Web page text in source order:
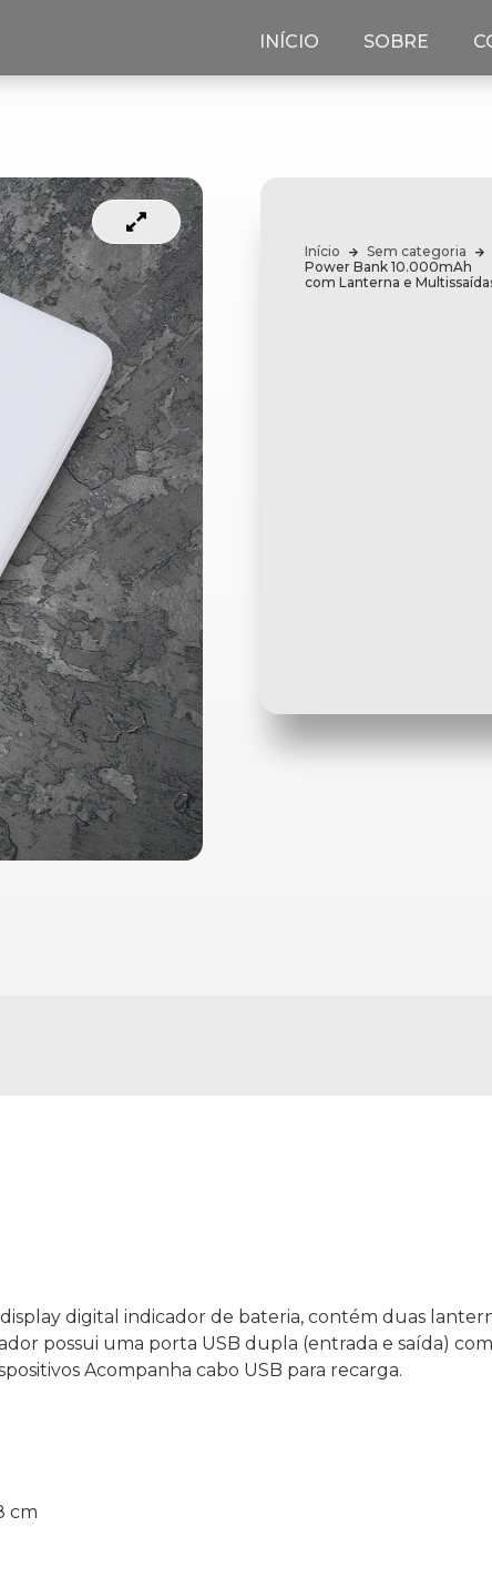
INÍCIO SOBRE
Início
Sem categoria
Power Bank 10.000mAh
com Lanterna e
digital indicador de bateria, contém duas
possui uma porta USB dupla (entrada e saída)
Acompanha cabo USB para recarga.
cm